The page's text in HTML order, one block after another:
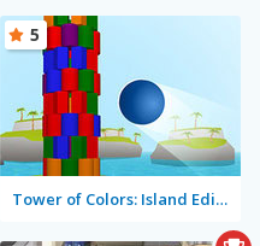
Tower of Colors: Island Edition
5